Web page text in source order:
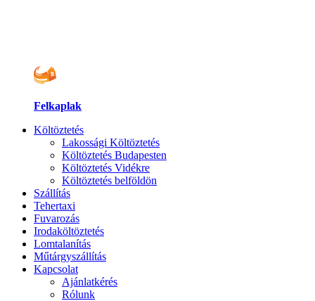
Felkaplak
Költöztetés
Lakossági Költöztetés
Költöztetés Budapesten
Költöztetés Vidékre
Költöztetés belföldön
Szállítás
Tehertaxi
Fuvarozás
Irodaköltöztetés
Lomtalanítás
Műtárgyszállítás
Kapcsolat
Ajánlatkérés
Rólunk